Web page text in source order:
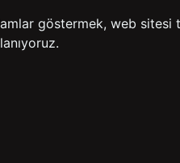
göstermek, web